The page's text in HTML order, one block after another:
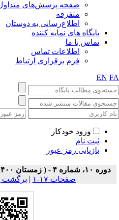
صفحه پرسش‌های متداول
متفرقه
اطلاع‌رسانی به دوستان
پایگاه های نمایه کننده
تماس با ما
اطلاعات تماس
فرم برقراری ارتباط
EN
ورود خودکار
ثبت نام
بازیابی رمز عبور
دوره ۱۰، شماره ۴ - ( زمستان ۱۴۰۰ )
صفحات ۱۷-۱
| برگشت